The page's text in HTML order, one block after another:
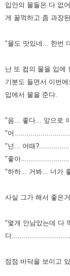
입안의 물들은 다 없
게 꿀꺽하고 좀 과장
"물도 맛있네... 한번
난 또 컵의 물을 입에
기분도 들면서 이번
입에서 물을 준다.
"음... 좋다... 앞으로
"어
"넌... 어때
"좋아
"하하... 거봐... 너가
사실 그가 해서 좋은
"몇개 안남았는데 다
다
점점 바닥을 보이고